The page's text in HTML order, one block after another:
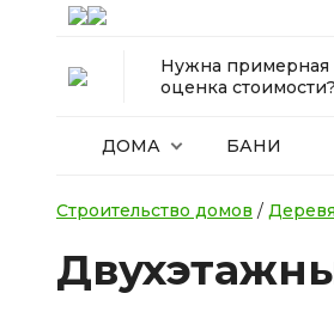
Нужна примерная
оценка стоимости?
ДОМА БАНИ
Строительство домов /